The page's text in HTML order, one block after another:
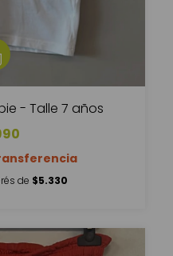
- Talle 7 años
de $5.330